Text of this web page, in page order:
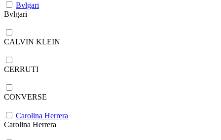
Bvlgari
Bvlgari
CALVIN KLEIN
CERRUTI
CONVERSE
Carolina Herrera
Carolina Herrera